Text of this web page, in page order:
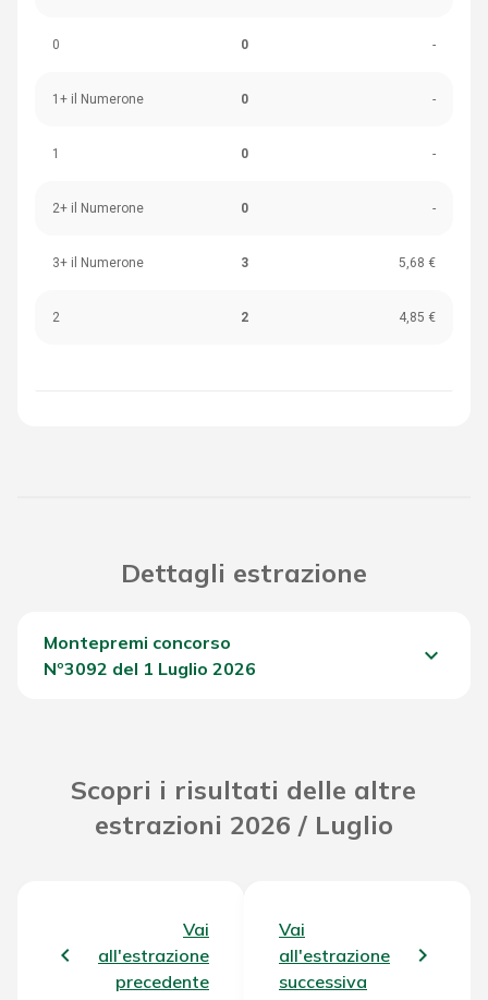
0 0 -
1+ il Numerone 0 -
1 0 -
2+ il Numerone 0 -
3+ il Numerone 3 5,68 €
2 2 4,85 €
Dettagli estrazione
Montepremi concorso
Nº3092 del 1 Luglio 2026
keyboard_arrow_down
Scopri i risultati delle altre
estrazioni 2026 / Luglio
Vai
all'estrazione
precedente
Vai
all'estrazione
successiva